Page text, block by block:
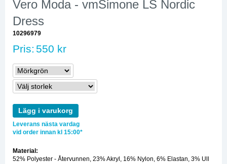
Vero Moda - vmSimone LS Nordic
Dress
10296979
Pris: 550 kr
Lägg i varukorg
Leverans nästa vardag
vid order innan kl 15:00*
Material:
52% Polyester - Återvunnen, 23% Akryl, 16% Nylon, 6% Elastan, 3% Ull